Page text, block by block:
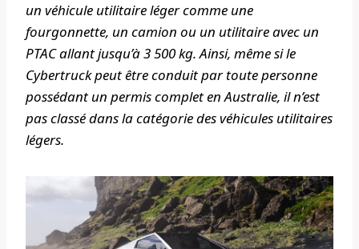
un véhicule utilitaire léger comme une
fourgonnette, un camion ou un utilitaire avec un
PTAC allant jusqu’à 3 500 kg. Ainsi, même si le
Cybertruck peut être conduit par toute personne
possédant un permis complet en Australie, il n’est
pas classé dans la catégorie des véhicules utilitaires
légers.